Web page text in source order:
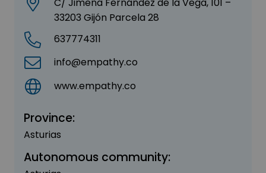
33203 Gijón Parcela 28
637774311
info@empathy.co
www.empathy.co
Province:
Asturias
Autonomous community: